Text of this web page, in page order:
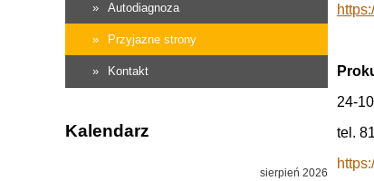
24-
tel.
Autodiagnoza
Przyjazne strony
Kontakt
Kalendarz
sierpień 2026